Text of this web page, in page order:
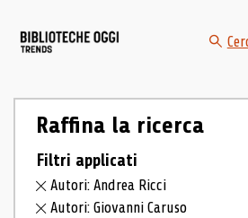
Raffina la ricerca
Filtri applicati
Autori: Andrea Ricci
Autori: Giovanni Caruso